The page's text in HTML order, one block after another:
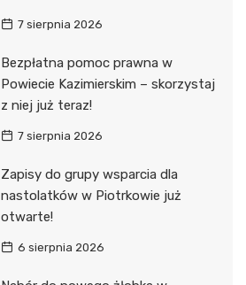
7 sierpnia 2026
Bezpłatna pomoc prawna w
Powiecie Kazimierskim – skorzystaj
z niej już teraz!
7 sierpnia 2026
Zapisy do grupy wsparcia dla
nastolatków w Piotrkowie już
otwarte!
6 sierpnia 2026